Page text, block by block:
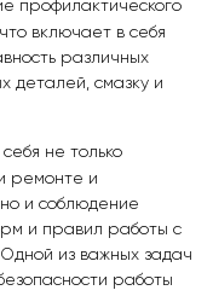
профилактического
включает в себя
различных
деталей, смазку и
не только
ремонте и
и соблюдение
и правил работы с
из важных задач
работы